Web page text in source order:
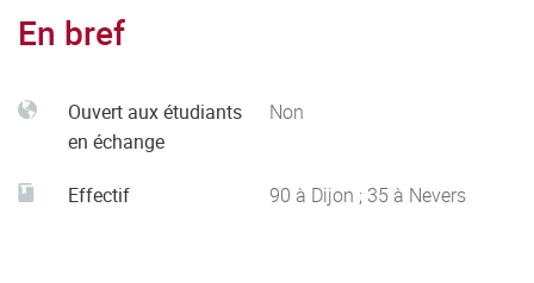
En bref
Ouvert aux étudiants
en échange
Non
Effectif 90 à Dijon ; 35 à Nevers